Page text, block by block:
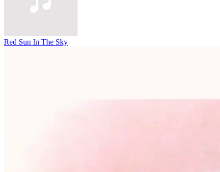
Red Sun In The Sky